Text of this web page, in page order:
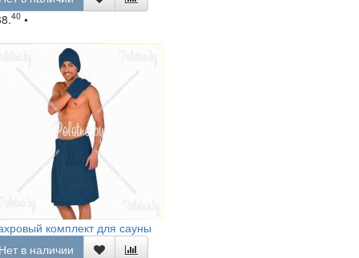
40 •
комплект для сауны
в наличии